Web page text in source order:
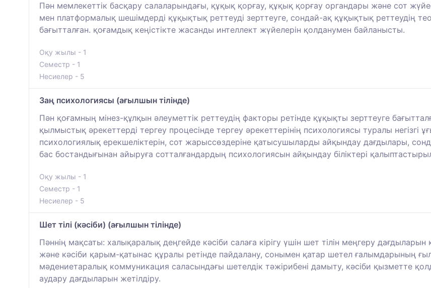
Пән мемлекеттік басқару салаларындағы, құқық қорғау, құқық қорғау органдары және сот
мен платформалық шешімдерді құқықтық реттеуді зерттеуге, сондай-ақ құқықтық реттеудің
бағытталған. қоғамдық кеңістікте жасанды интеллект жүйелерін қолданумен байланысты.
Оқу жылы - 1
Семестр - 1
Несиелер - 5
Заң психологиясы (ағылшын тілінде)
Пән қоғамның мінез-құлқын әлеуметтік реттеудің факторы ретінде құқықты зерттеуге
қылмыстық әрекеттерді тергеу процесінде тергеу әрекеттерінің психологиясы туралы негізгі
психологиялық ерекшеліктерін, сот жарыссөздеріне қатысушыларды айқындау дағдылары,
бас бостандығынан айыруға сотталғандардың психологиясын айқындау біліктері
Оқу жылы - 1
Семестр - 1
Несиелер - 5
Шет тілі (кәсіби) (ағылшын тілінде)
Пәннің мақсаты: халықаралық деңгейде кәсіби салаға кірігу үшін шет тілін меңгеру
және кәсіби қарым-қатынас құралы ретінде пайдалану, сонымен қатар шетел ғалымдарының
мәдениетаралық коммуникация саласындағы шетелдік тәжірибені дамыту, кәсіби қызметте
аудару дағдыларын жетілдіру.